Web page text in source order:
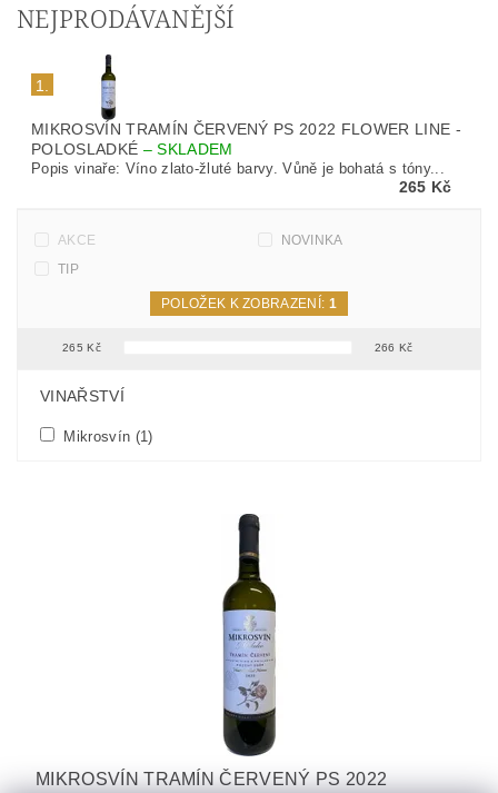
NEJPRODÁVANĚJŠÍ
1.
MIKROSVÍN TRAMÍN ČERVENÝ PS 2022 FLOWER LINE -
POLOSLADKÉ –SKLADEM
Popis vinaře: Víno zlato-žluté barvy. Vůně je bohatá s tóny...
265 Kč
AKCE
NOVINKA
TIP
265 Kč 266 Kč
POLOŽEK K ZOBRAZENÍ: 1
FILTR PODLE PARAMETRŮ, VLASTNOSTÍ A VÝROBCŮ
VINAŘSTVÍ
Mikrosvín (1)
MIKROSVÍN TRAMÍN ČERVENÝ PS 2022